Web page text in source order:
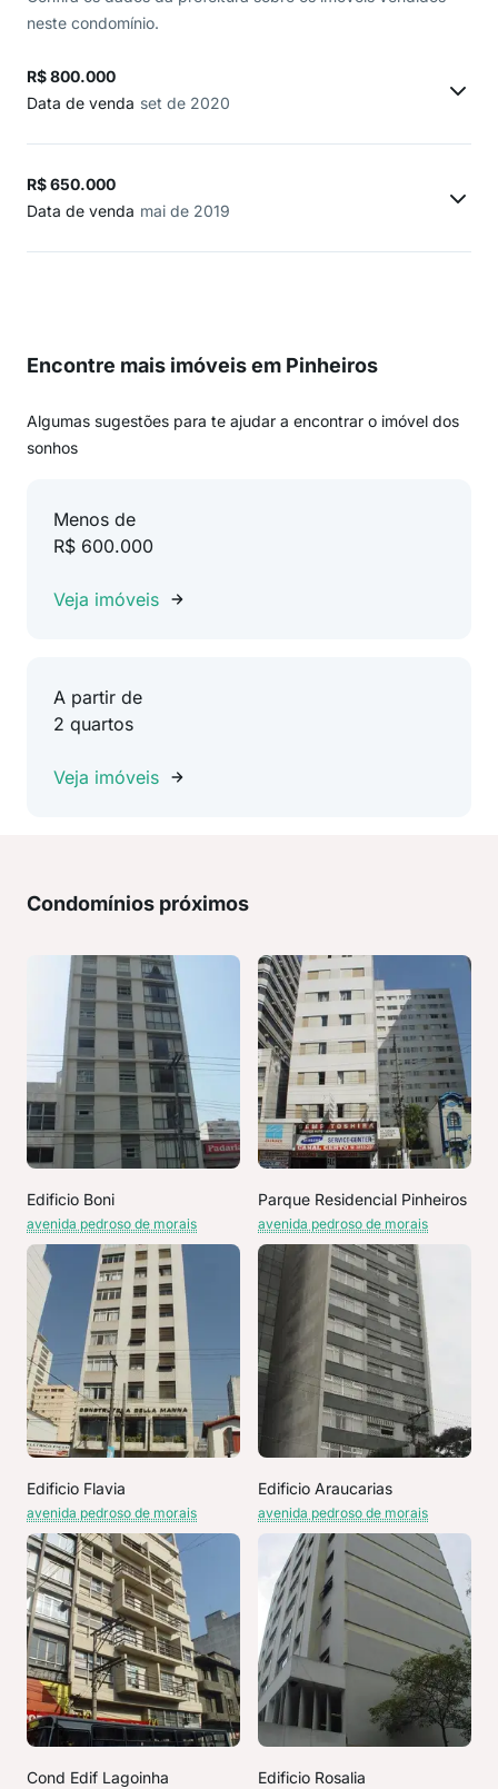
neste condomínio.
R$ 800.000
Data de venda set de 2020
R$ 650.000
Data de venda mai de 2019
Encontre mais imóveis em Pinheiros
Algumas sugestões para te ajudar a encontrar o imóvel dos
sonhos
Menos de
R$ 600.000
Veja imóveis
A partir de
2 quartos
Veja imóveis
Condomínios próximos
Edificio Boni
avenida pedroso de morais
Parque Residencial Pinheiros
avenida pedroso de morais
Edificio Flavia
avenida pedroso de morais
Edificio Araucarias
avenida pedroso de morais
Cond Edif Lagoinha Edificio Rosalia